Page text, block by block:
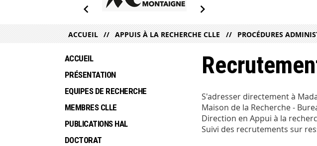
ACCUEIL APPUIS À LA RECHERCHE CLLE PROCÉDURES
S'adresser directement à
Maison de la Recherche -
Direction en Appui à la
Suivi des recrutements sur
ACCUEIL
PRÉSENTATION
EQUIPES DE RECHERCHE
MEMBRES CLLE
PUBLICATIONS HAL
DOCTORAT